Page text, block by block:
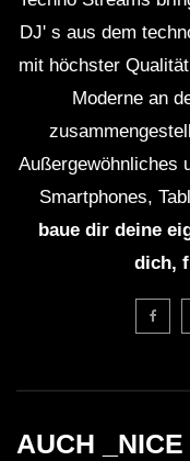
DJ' s aus dem
mit höchster
Moderne an
Außergewöhnliches
Smartphones,
baue dir deine
dich,
AUCH _NICE